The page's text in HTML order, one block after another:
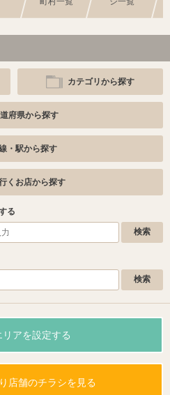
カテゴリから探す
府県から探す
・駅から探す
くお店から探す
る
リアを設定する
店舗のチラシを見る